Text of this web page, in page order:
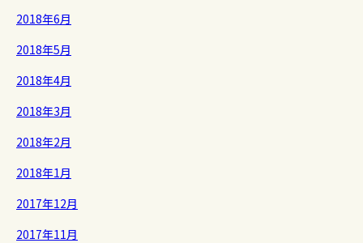
2018年6月
2018年5月
2018年4月
2018年3月
2018年2月
2018年1月
2017年12月
2017年11月